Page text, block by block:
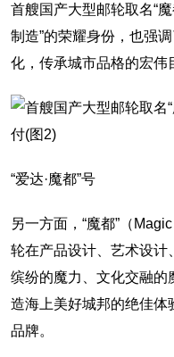
首艘国产大型邮轮取名“
制造”的荣耀身份，也强
化，传承城市品格的宏伟
“爱达·魔都”号
另一方面，“魔都”（
轮在产品设计、艺术设计
缤纷的魔力、文化交融的
造海上美好城邦的绝佳体
品牌。